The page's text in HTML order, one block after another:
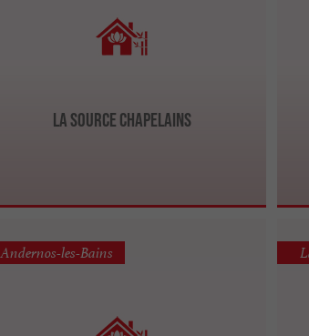
La Source Chapelains
Andernos-les-Bains